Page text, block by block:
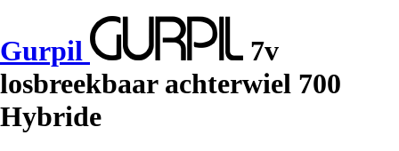
Gurpil
7v
losbreekbaar achterwiel 700
Hybride